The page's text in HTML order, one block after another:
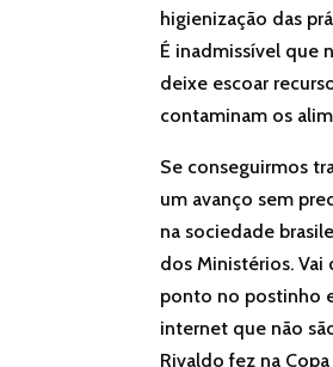
higienização das
É inadmissível que
deixe escoar
contaminam os
Se conseguirmos
um avanço sem
na sociedade
dos Ministérios.
ponto no postinho
internet que não
Rivaldo fez na